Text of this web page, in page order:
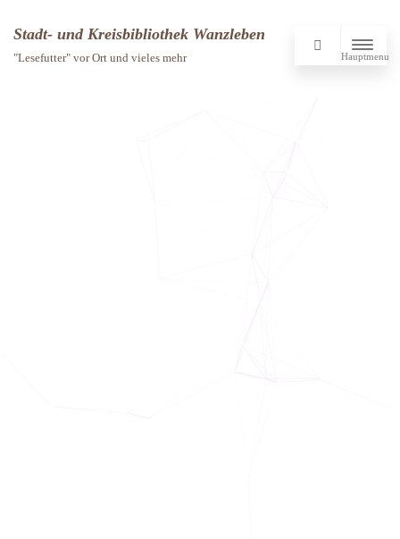
Stadt- und Kreisbibliothek Wanzleben
"Lesefutter" vor Ort und vieles mehr Hauptmenu